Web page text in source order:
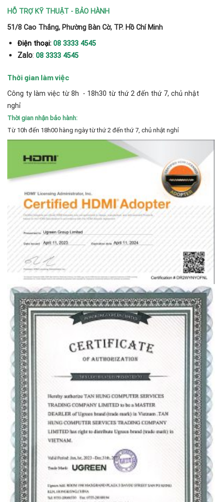
HỖ TRỢ KỸ THUẬT - BẢO HÀNH
51/8 Cao Thắng, Phường Bàn Cờ, TP. Hồ Chí Minh
Điện thoại: 08 3333 4545
Zalo: 08 3333 4545
Thời gian làm việc
Công ty làm việc từ 8h - 18h30 từ thứ 2 đến thứ 7, chủ nhật
nghỉ
Thời gian nhận bảo hành:
Từ 10h đến 18h00 hàng ngày từ thứ 2 đến thứ 7, chủ nhật nghỉ